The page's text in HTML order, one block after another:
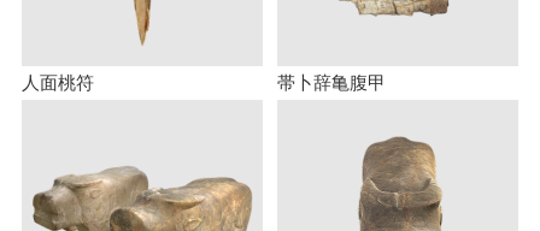
人面桃符 帯卜辞亀腹甲